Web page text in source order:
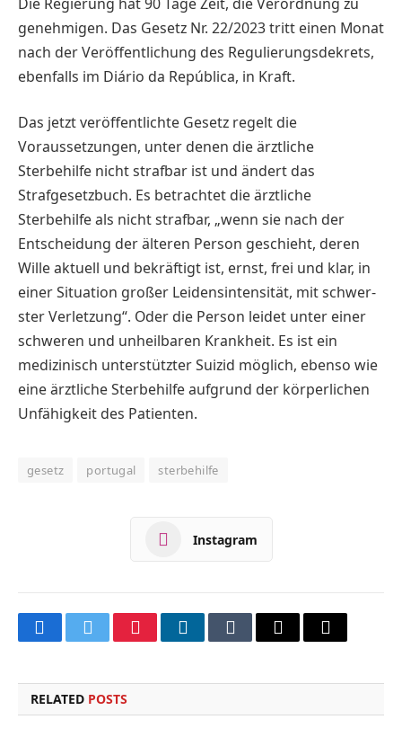
genehmigen. Das Gesetz Nr. 22/2023 tritt einen Monat
nach der Veröffentlichung des Regulierungsdekrets,
ebenfalls im Diário da República, in Kraft.
Das jetzt veröffentlichte Gesetz ­regelt die
Voraussetzungen, unter denen die ­ärztliche
Sterbehilfe nicht strafbar ist und ändert das
Strafgesetzbuch. Es ­betrachtet die ärztliche
Sterbehilfe als nicht strafbar, „wenn sie nach der
Entscheidung der älteren Person geschieht, deren
Wille aktuell und bekräftigt ist, ernst, frei und klar, in
einer Situation großer Leidensintensität, mit schwer­
ster Verletzung“. Oder die Person leidet unter einer
schweren und unheilbaren Krankheit. Es ist ein
medizinisch unterstützter Suizid möglich, ebenso wie
eine ärztliche Sterbehilfe aufgrund der körperlichen
Unfähigkeit des Patienten.
gesetz portugal sterbehilfe
Instagram
FacebookTwitterPinterestLinkedInTumblrEmail
Copy
RELATED POSTS